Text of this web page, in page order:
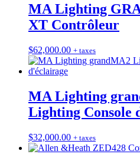
MA Lighting
XT Contrôleur
$62,000.00 + taxes
MA Lighting
Lighting Console
$32,000.00 + taxes